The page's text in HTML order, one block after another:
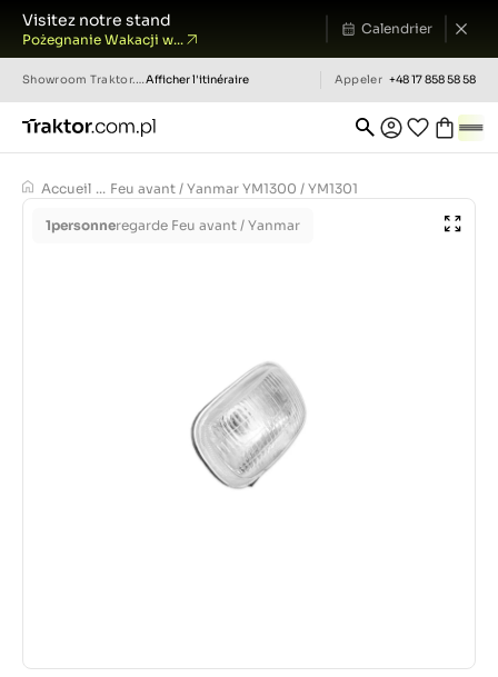
Visitez notre stand
Pożegnanie Wakacji w...
Calendrier
Showroom Traktor.com.pl Afficher l'itinéraire Appeler +48 17 858 58 58
Accueil ... Feu avant / Yanmar YM1300 / YM1301
1personneregarde Feu avant / Yanmar